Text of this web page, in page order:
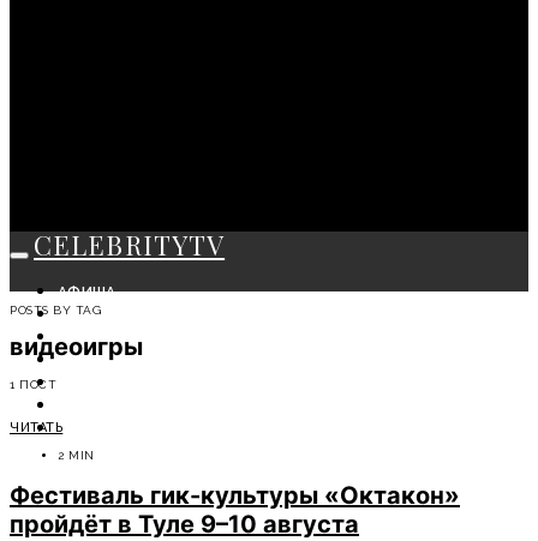
CELEBRITYTV
АФИША
СОБЫТИЯ
КРАСОТА
МОДА
СОВЕТЫ ЭКСПЕРТОВ
POSTS BY TAG
видеоигры
1 ПОСТ
ЧИТАТЬ
2 MIN
Фестиваль гик-культуры «Октакон»
пройдёт в Туле 9–10 августа